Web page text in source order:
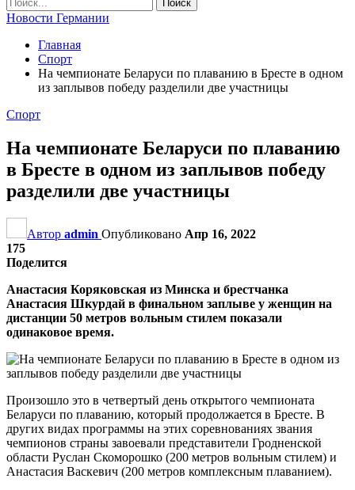
Новости Германии
Главная
Спорт
На чемпионате Беларуси по плаванию в Бресте в одном
из заплывов победу разделили две участницы
Спорт
На чемпионате Беларуси по плаванию
в Бресте в одном из заплывов победу
разделили две участницы
Автор admin Опубликовано Апр 16, 2022
175
Поделится
Анастасия Коряковская из Минска и брестчанка
Анастасия Шкурдай в финальном заплыве у женщин на
дистанции 50 метров вольным стилем показали
одинаковое время.
Произошло это в четвертый день открытого чемпионата
Беларуси по плаванию, который продолжается в Бресте. В
других видах программы на этих соревнованиях звания
чемпионов страны завоевали представители Гродненской
области Руслан Скоморошко (200 метров вольным стилем) и
Анастасия Васкевич (200 метров комплексным плаванием).